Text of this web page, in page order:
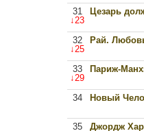
31
↓23
Цезарь
32
↓25
Рай.
33
↓29
Париж-
34 Новый
35
Джордж